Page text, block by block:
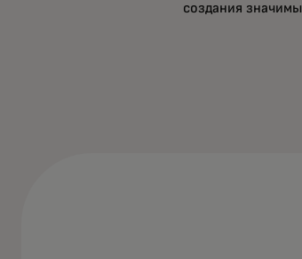
создания